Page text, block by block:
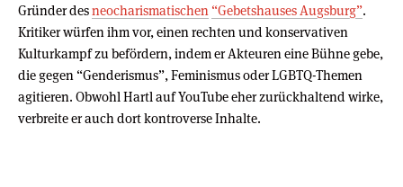
Gründer desneocharismatischen “Gebetshauses Augsburg”.
Kritiker würfen ihm vor, einen rechten und konservativen
Kulturkampf zu befördern, indem er Akteuren eine Bühne gebe,
die gegen “Genderismus”, Feminismus oder LGBTQ-Themen
agitieren. Obwohl Hartl auf YouTube eher zurückhaltend wirke,
verbreite er auch dort kontroverse Inhalte.